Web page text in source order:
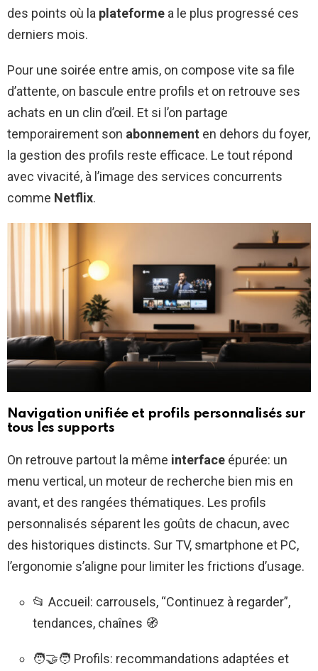
des points où la plateforme a le plus progressé ces
derniers mois.
Pour une soirée entre amis, on compose vite sa file
d’attente, on bascule entre profils et on retrouve ses
achats en un clin d’œil. Et si l’on partage
temporairement son abonnement en dehors du foyer,
la gestion des profils reste efficace. Le tout répond
avec vivacité, à l’image des services concurrents
comme Netflix.
Navigation unifiée et profils personnalisés sur
tous les supports
On retrouve partout la même interface épurée: un
menu vertical, un moteur de recherche bien mis en
avant, et des rangées thématiques. Les profils
personnalisés séparent les goûts de chacun, avec
des historiques distincts. Sur TV, smartphone et PC,
l’ergonomie s’aligne pour limiter les frictions d’usage.
📂 Accueil: carrousels, “Continuez à regarder”,
tendances, chaînes 🧭
🧑‍🤝‍🧑 Profils: recommandations adaptées et